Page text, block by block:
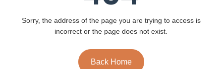
Sorry, the address of the page you are trying to access is
incorrect or the page does not exist.
Back Home